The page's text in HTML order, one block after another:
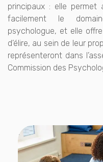
principaux : elle permet
facilement le
psychologue, et elle
d’élire, au sein de leur
représenteront dans
Commission des